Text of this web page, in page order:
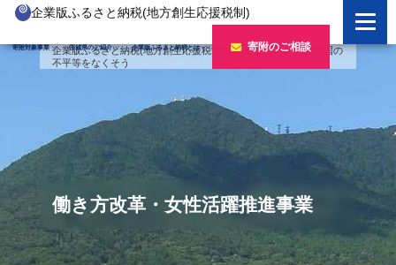
企業版ふるさと納税(地方創生応援税制)
寄附対象事業 茨城県のご紹介 企業版ふるさと納税とは 寄附のご相談
企業版ふるさと納税とは
制度の概要
企業版ふるさと納税(人材派遣型)
寄附をいただいた企業様
寄附対象事業のご紹介
新しい豊かさを推進する事業
新しい安心安全を推進する事業
新しい人財育成を推進する事業
新しい夢・希望を推進する事業
茨城県のご紹介
茨城のポテンシャル
「新しい茨城」への4つのチャレンジ
寄附をいただいた企業様
令和7年度寄附企業一覧
令和6年度寄附企業一覧
企業版ふるさと納税(地方創生応援税制) >寄附対象事業>人や国の
不平等をなくそう
働き方改革・女性活躍推進事業